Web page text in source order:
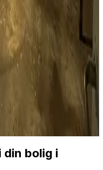
din bolig i